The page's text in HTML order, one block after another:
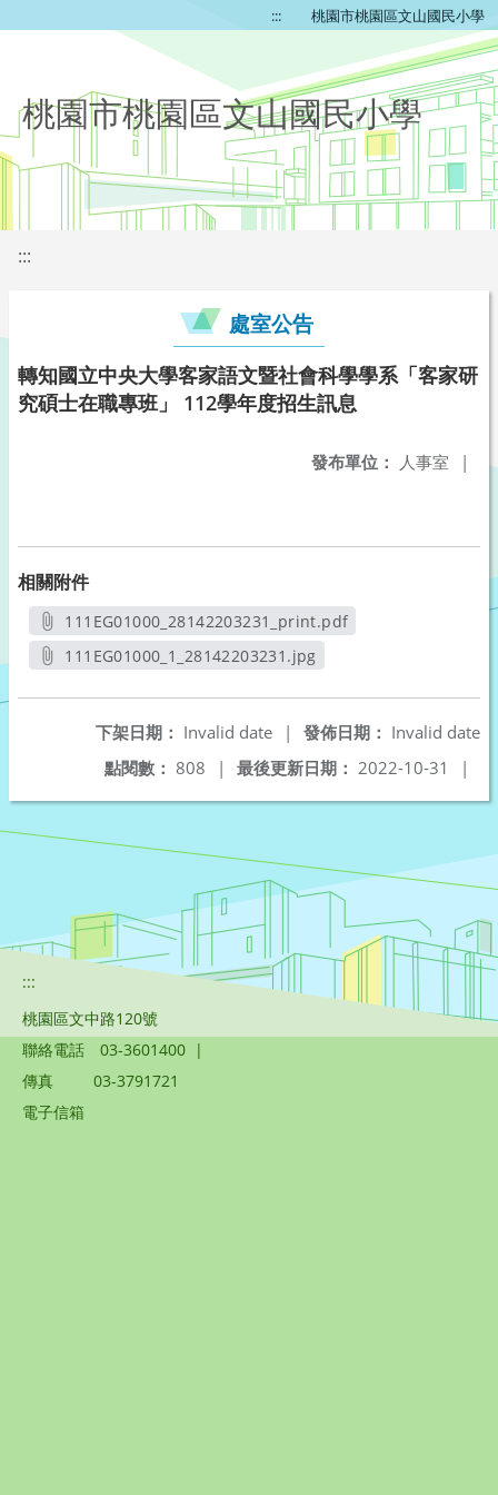
::: 桃園市桃園區文山國民小學
桃園市桃園區文山國民小學
:::
處室公告
轉知國立中央大學客家語文暨社會科學學系「客家研
究碩士在職專班」 112學年度招生訊息
發布單位： 人事室 |
相關附件
111EG01000_28142203231_print.pdf
另開新視窗
111EG01000_1_28142203231.jpg
發佈日期： Invalid date
下架日期： Invalid date
|
最後更新日期： 2022-10-31 |
點閱數： 808 |
:::
桃園區文中路120號
聯絡電話
03-3601400 |
傳真
03-3791721
電子信箱